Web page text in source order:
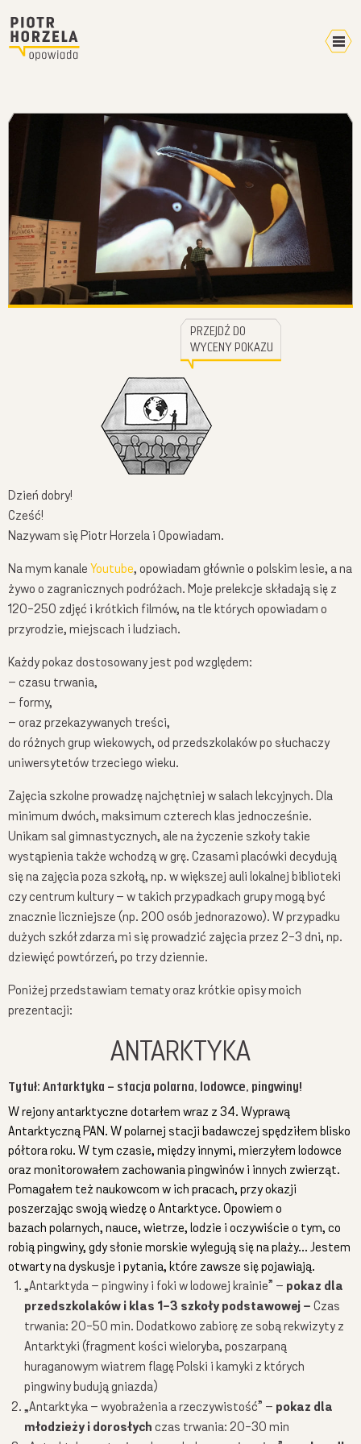
PRZEJDŹ DO
WYCENY POKAZU
Dzień dobry!
Cześć!
Nazywam się Piotr Horzela i Opowiadam.
Na mym kanale Youtube, opowiadam głównie o polskim lesie, a na
żywo o zagranicznych podróżach. Moje prelekcje składają się z
120-250 zdjęć i krótkich filmów, na tle których opowiadam o
przyrodzie, miejscach i ludziach.
Każdy pokaz dostosowany jest pod względem:
– czasu trwania,
– formy,
– oraz przekazywanych treści,
do różnych grup wiekowych, od przedszkolaków po słuchaczy
uniwersytetów trzeciego wieku.
Zajęcia szkolne prowadzę najchętniej w salach lekcyjnych. Dla
minimum dwóch, maksimum czterech klas jednocześnie.
Unikam sal gimnastycznych, ale na życzenie szkoły takie
wystąpienia także wchodzą w grę. Czasami placówki decydują
się na zajęcia poza szkołą, np. w większej auli lokalnej biblioteki
czy centrum kultury – w takich przypadkach grupy mogą być
znacznie liczniejsze (np. 200 osób jednorazowo). W przypadku
dużych szkół zdarza mi się prowadzić zajęcia przez 2-3 dni, np.
dziewięć powtórzeń, po trzy dziennie.
Poniżej przedstawiam tematy oraz krótkie opisy moich
prezentacji:
ANTARKTYKA
Tytuł: Antarktyka – stacja polarna, lodowce, pingwiny!
W rejony antarktyczne dotarłem wraz z 34. Wyprawą
Antarktyczną PAN. W polarnej stacji badawczej spędziłem blisko
półtora roku. W tym czasie, między innymi, mierzyłem lodowce
oraz monitorowałem zachowania pingwinów i innych zwierząt.
Pomagałem też naukowcom w ich pracach, przy okazji
poszerzając swoją wiedzę o Antarktyce. Opowiem o
bazach polarnych, nauce, wietrze, lodzie i oczywiście o tym, co
robią pingwiny, gdy słonie morskie wylegują się na plaży… Jestem
otwarty na dyskusje i pytania, które zawsze się pojawiają.
„Antarktyda – pingwiny i foki w lodowej krainie” – pokaz dla
przedszkolaków i klas 1-3 szkoły podstawowej – Czas
trwania: 20-50 min. Dodatkowo zabiorę ze sobą rekwizyty z
Antarktyki (fragment kości wieloryba, poszarpaną
huraganowym wiatrem flagę Polski i kamyki z których
pingwiny budują gniazda)
„Antarktyka – wyobrażenia a rzeczywistość” – pokaz dla
młodzieży i dorosłych czas trwania: 20-30 min
Home
Video
Pokazy
Terminarz
Mikroblog
Wyprawy
Plany
W mediach
O mnie
Kontakt
Chcesz być na bieżąco z moimi filmami? Podaj proszę:
przyrody i moich działań, a dodatkowo zgadzasz się na otrzymywanie treści
prywatności znajdziesztutaj.